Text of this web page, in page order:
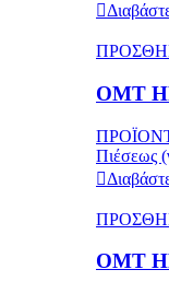
OMT
Πιέσεως
OMT